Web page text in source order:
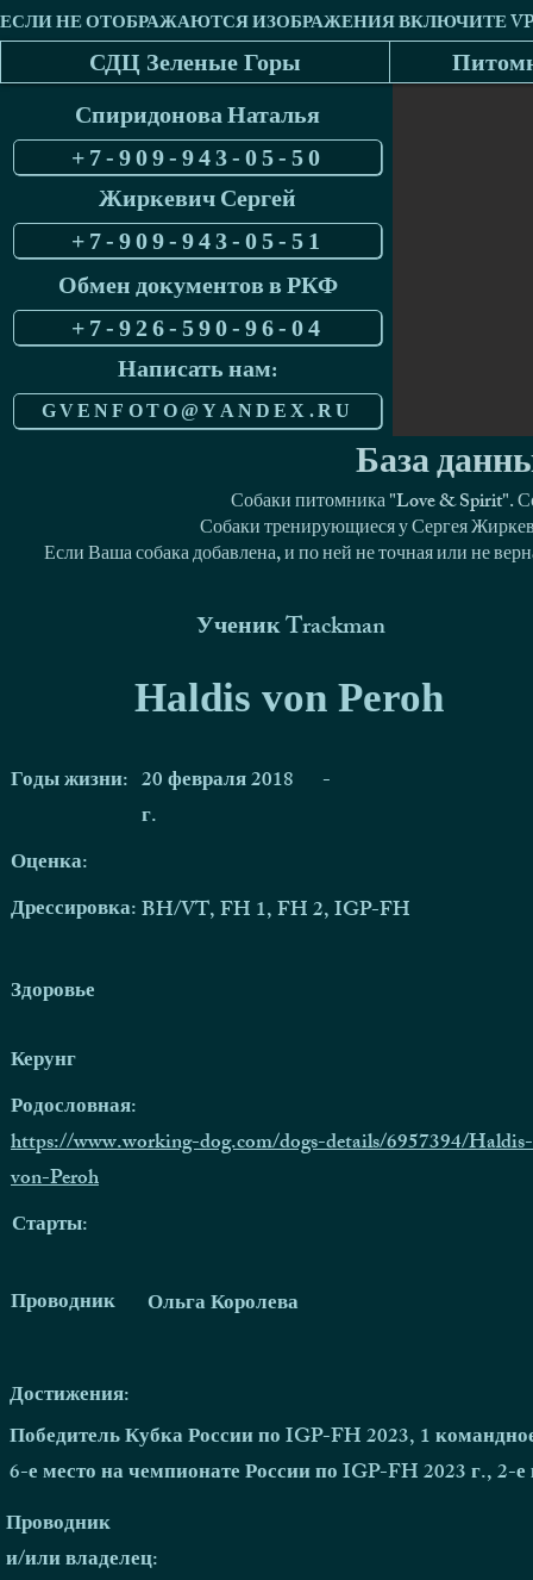
СДЦ Зеленые Горы
Спиридонова Наталья
+7-909-943-05-50
Жиркевич Сергей
+7-909-943-05-51
Обмен документов в РКФ
+7-926-590-96-04
Написать нам:
GVENFOTO@YANDEX.RU
База
Собаки питомника "Love & Spirit".
Собаки тренирующиеся у Сергея
Если Ваша собака добавлена, и по ней не точная или не
Ученик Trackman
Haldis von Peroh
Годы жизни: 20 февраля 2018
г.
-
Оценка:
Дрессировка:BH/VT, FH 1, FH 2, IGP-FH
Здоровье
Керунг
Родословная:
https://www.working-dog.com/dogs-details/6957394/Haldis-
von-Peroh
Старты:
Проводник Ольга Королева
Достижения:
Победитель Кубка России по IGP-FH 2023, 1
6-е место на чемпионате России по IGP-FH 2023 г., 2-
Проводник
и/или владелец: